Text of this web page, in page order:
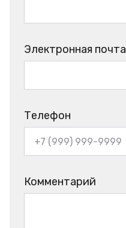
Электронная почта
Телефон
Комментарий